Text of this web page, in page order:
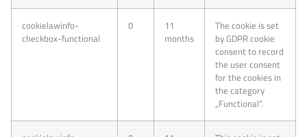
cookielawinfo-
checkbox-functional
0 11
months
The cookie is set
by GDPR cookie
consent to record
the user consent
for the cookies in
the category
„Functional“.